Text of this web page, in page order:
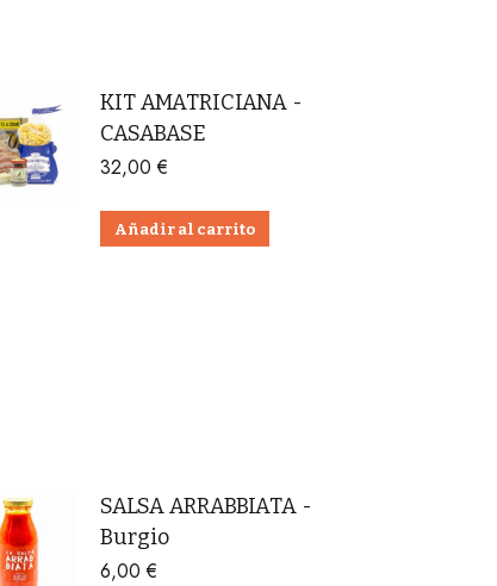
KIT AMATRICIANA -
CASABASE
32,00€
Añadir al carrito
SALSA ARRABBIATA -
Burgio
6,00€